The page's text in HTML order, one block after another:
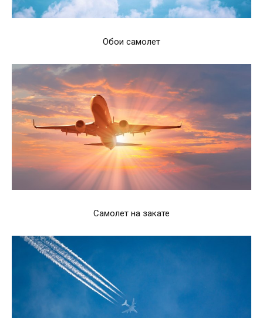
Обои самолет
Самолет на закате